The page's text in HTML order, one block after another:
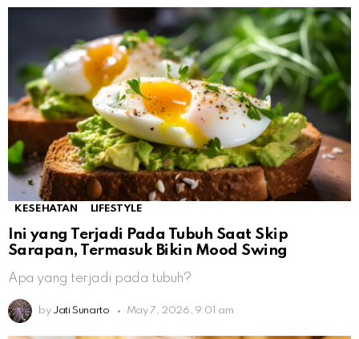
KESEHATAN LIFESTYLE
Ini yang Terjadi Pada Tubuh Saat Skip
Sarapan, Termasuk Bikin Mood Swing
Apa yang terjadi pada tubuh?
by Jati Sunarto May 7, 2026, 9:01 am